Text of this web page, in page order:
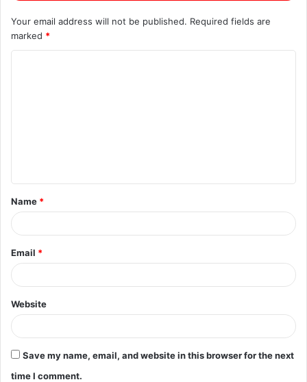
Your email address will not be published. Required fields are
marked *
t
*
Name *
Email *
Website
Save my name, email, and website in this browser for the next
time I comment.